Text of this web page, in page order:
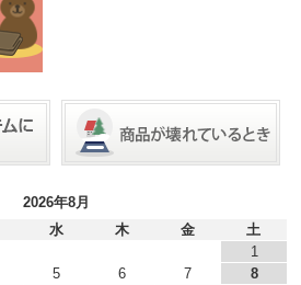
2026年8月
水 木 金
土
1
5 6 7
8